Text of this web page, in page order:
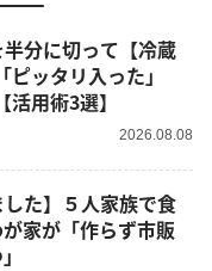
ッタリ入った」
活用術3選】
2026.08.08
家が「作らず市販